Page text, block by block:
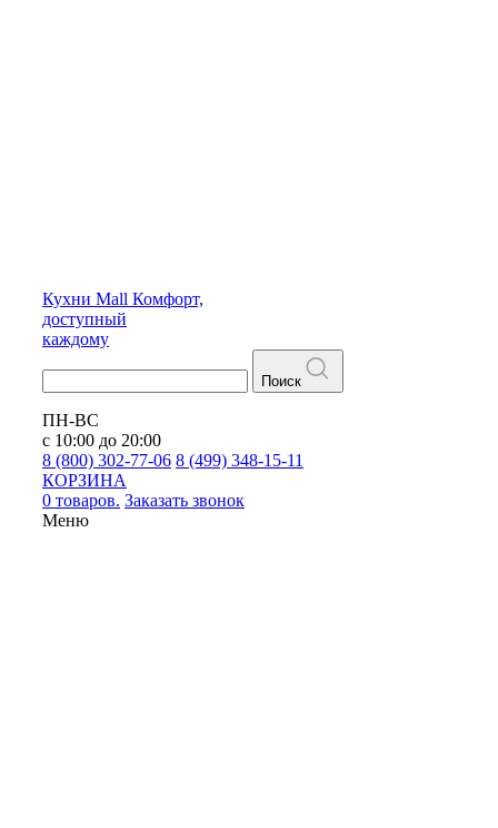
Кухни Mall Комфорт,
доступный
каждому
Поиск
ПН-ВС
с 10:00 до 20:00
8 (800) 302-77-06 8 (499) 348-15-11
КОРЗИНА
0 товаров. Заказать звонок
Меню